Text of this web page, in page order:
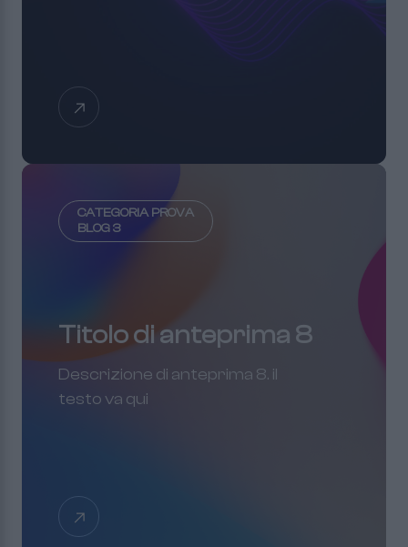
CATEGORIA PROVA
BLOG 3
Titolo di anteprima 8
Descrizione di anteprima 8. il
testo va qui